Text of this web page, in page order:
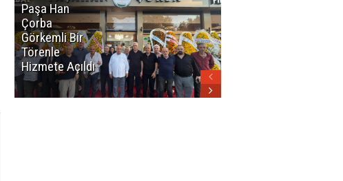
Paşa Han
Çorba
Görkemli Bir
Törenle
Hizmete Açıldı